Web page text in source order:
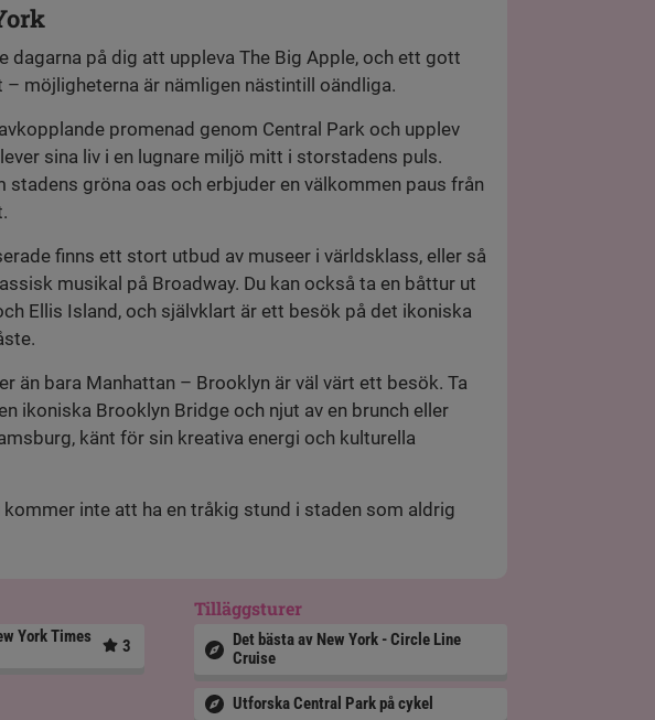
dagarna på dig att uppleva The Big Apple, och ett gott
möjligheterna är nämligen nästintill oändliga.
promenad genom Central Park och upplev
sina liv i en lugnare miljö mitt i storstadens puls.
stadens gröna oas och erbjuder en välkommen paus från
finns ett stort utbud av museer i världsklass, eller så
musikal på Broadway. Du kan också ta en båttur ut
Ellis Island, och självklart är ett besök på det ikoniska
än bara Manhattan – Brooklyn är väl värt ett besök. Ta
ikoniska Brooklyn Bridge och njut av en brunch eller
känt för sin kreativa energi och kulturella
kommer inte att ha en tråkig stund i staden som aldrig
York Times
3
Tilläggsturer
Det bästa av New York - Circle Line
Cruise
Utforska Central Park på cykel